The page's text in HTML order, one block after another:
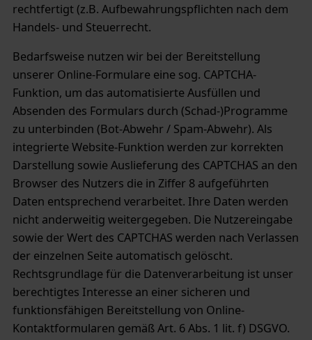
rechtfertigt (z.B. Aufbewahrungspflichten nach dem
Handels- und Steuerrecht.
Bedarfsweise nutzen wir bei der Bereitstellung
unserer Online-Formulare eine sog. CAPTCHA-
Funktion, um das automatisierte Ausfüllen und
Absenden des Formulars durch (Schad-)Programme
zu unterbinden (Bot-Abwehr / Spam-Abwehr). Als
integrierte Website-Funktion werden zur korrekten
Darstellung sowie Auslieferung des CAPTCHAS an den
Browser des Nutzers die in Ziffer 8 aufgeführten
Daten entsprechend verarbeitet. Ihre Daten werden
nicht anderweitig weitergegeben. Die Nutzereingabe
sowie der Wert des CAPTCHAS werden nach Verlassen
der einzelnen Seite automatisch gelöscht.
Rechtsgrundlage für die Datenverarbeitung ist unser
berechtigtes Interesse an einer sicheren und
funktionsfähigen Bereitstellung von Online-
Kontaktformularen gemäß Art. 6 Abs. 1 lit. f) DSGVO.